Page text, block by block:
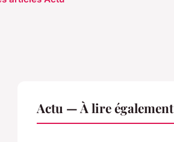
Actu — À lire également